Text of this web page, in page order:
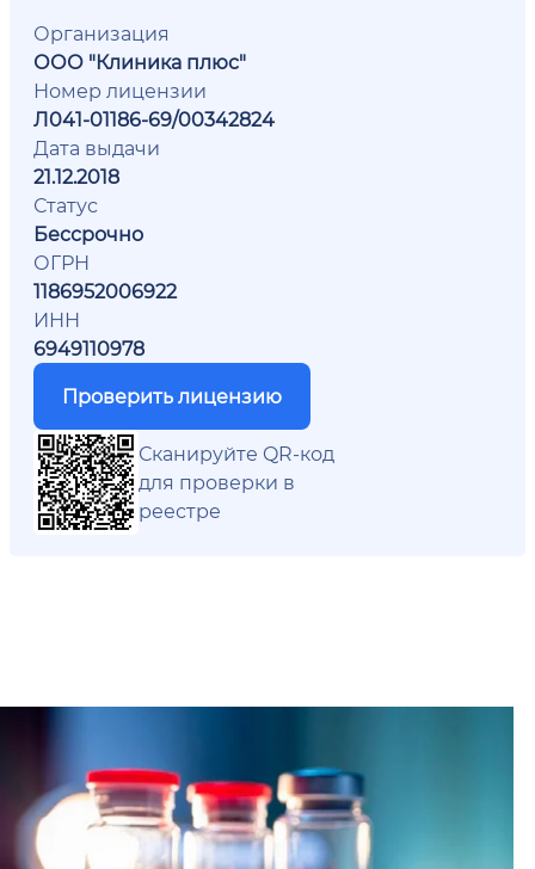
Организация
ООО "Клиника плюс"
Номер лицензии
Л041-01186-69/00342824
Дата выдачи
21.12.2018
Статус
Бессрочно
ОГРН
1186952006922
ИНН
6949110978
Проверить лицензию
Сканируйте QR-код
для проверки в
реестре